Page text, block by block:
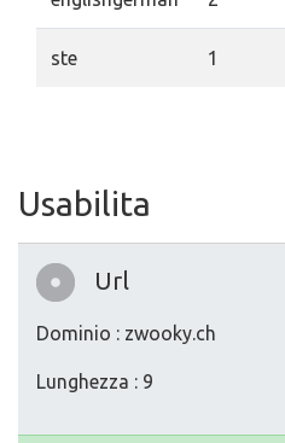
ste 1
Usabilita
Url
Dominio : zwooky.ch
Lunghezza : 9